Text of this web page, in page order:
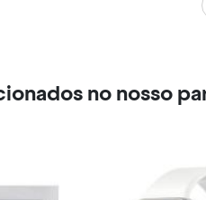
no nosso